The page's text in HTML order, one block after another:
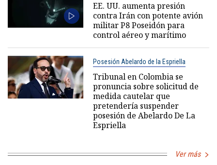
EE. UU. aumenta presión
contra Irán con potente avión
militar P8 Poseidón para
control aéreo y marítimo
Posesión Abelardo de la Espriella
Tribunal en Colombia se
pronuncia sobre solicitud de
medida cautelar que
pretendería suspender
posesión de Abelardo De La
Espriella
Ver más